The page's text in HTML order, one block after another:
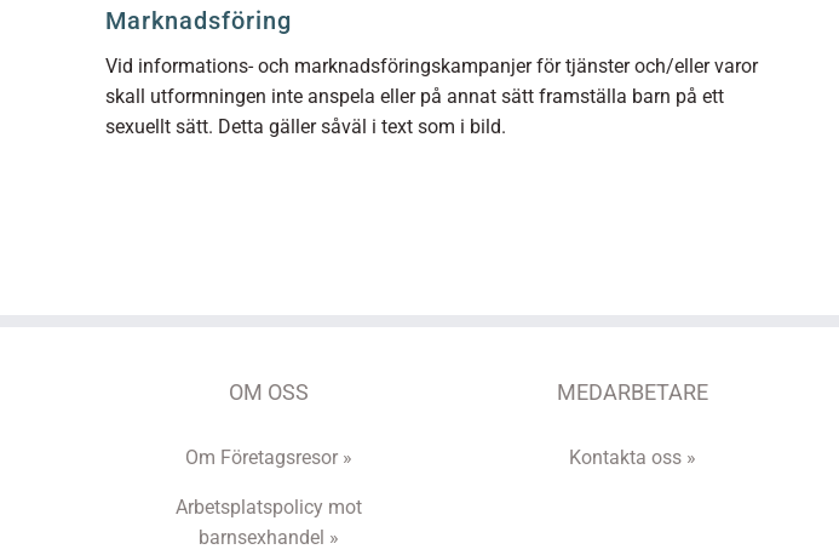
Marknadsföring
Vid informations- och marknadsföringskampanjer för tjänster och/eller varor
skall utformningen inte anspela eller på annat sätt framställa barn på ett
sexuellt sätt. Detta gäller såväl i text som i bild.
OM OSS
Om Företagsresor »
Arbetsplatspolicy mot
barnsexhandel »
MEDARBETARE
Kontakta oss »